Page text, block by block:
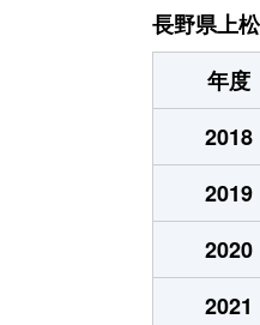
長野県上
年度
2018
2019
2020
2021